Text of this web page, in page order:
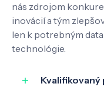
nás zdrojom
inovácií a tým
len k potrebným
technológie.
Kvalifikovaný